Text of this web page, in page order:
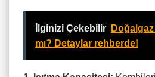
İlginizi Çekebilir
mı? Detaylar rehberde!